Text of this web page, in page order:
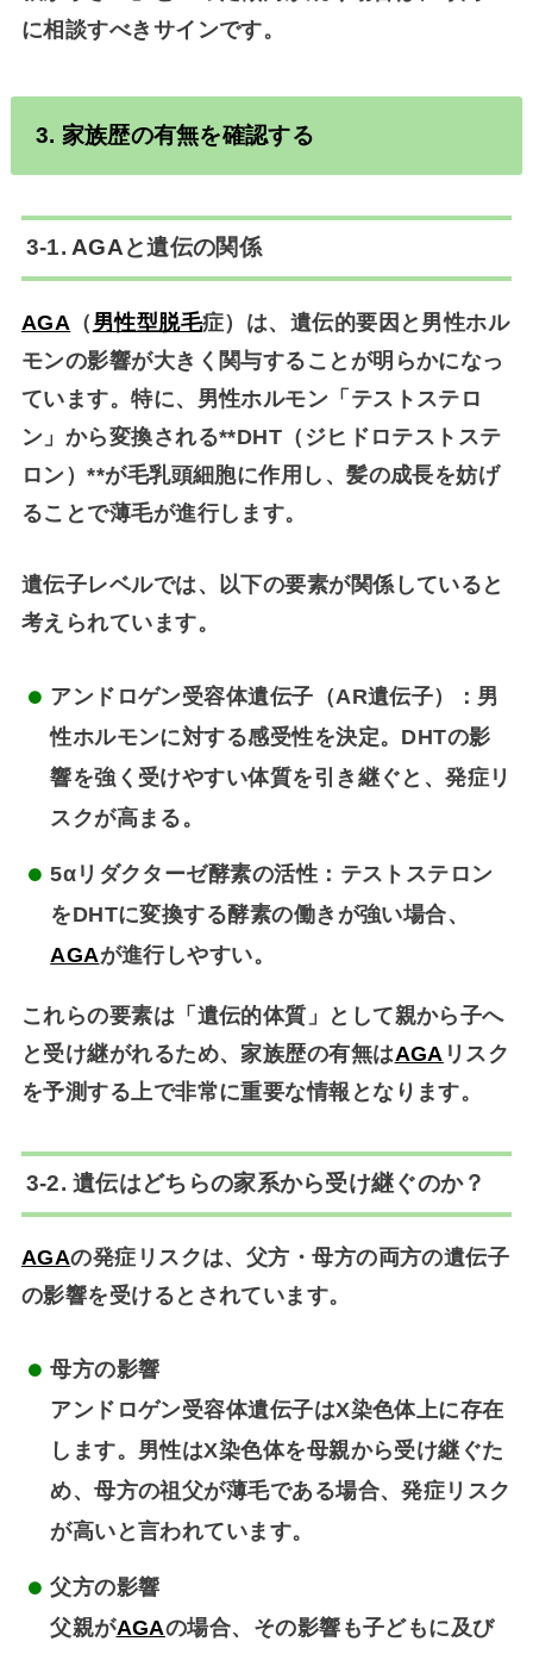
に相談すべきサインです。
3. 家族歴の有無を確認する
3-1. AGAと遺伝の関係
AGA （ 男性型脱毛症）は、 遺伝的要因と男性ホル
モンの影響が大きく関与することが明らかになっ
ています。特に、男性ホルモン「テストステロ
ン」から変換される**DHT（ジヒドロテストステ
ロン）**が毛乳頭細胞に作用し、髪の成長を妨げ
ることで薄毛が進行します。
遺伝子レベルでは、以下の要素が関係していると
考えられています。
アンドロゲン受容体遺伝子（AR遺伝子）
：男
性ホルモンに対する感受性を決定。DHTの影
響を強く受けやすい体質を引き継ぐと、発症リ
スクが高まる。
5αリダクターゼ酵素の活性 ：テストステロン
をDHTに変換する酵素の働きが強い場合、
AGAが進行しやすい。
これらの要素は「遺伝的体質」として親から子へ
と受け継がれるため、家族歴の有無はAGA リスク
を予測する上で非常に重要な情報 となります。
3-2. 遺伝はどちらの家系から受け継ぐのか？
AGAの発症リスクは、 父方・母方の両方の遺伝子
の影響を受ける とされています。
母方の影響
アンドロゲン受容体遺伝子はX染色体上に存在
します。男性はX染色体を母親から受け継ぐた
め、母方の祖父が薄毛である場合、発症リスク
が高い と言われています。
父方の影響
父親がAGAの場合、その影響も子どもに及び